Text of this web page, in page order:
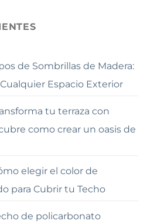
de Sombrillas de Madera:
Espacio Exterior
tu terraza con
como crear un oasis de
elegir el color de
para Cubrir tu Techo
de policarbonato